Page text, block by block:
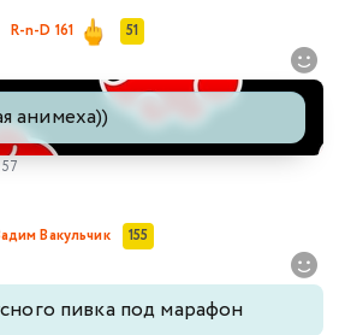
R-n-D 161 51
анимеха))
Вакульчик 155
пивка под марафон